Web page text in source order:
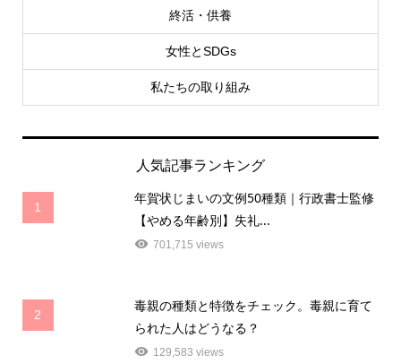
終活・供養
女性とSDGs
私たちの取り組み
人気記事ランキング
1
年賀状じまいの文例50種類｜行政書士監修
【やめる年齢別】失礼...
701,715 views
2
毒親の種類と特徴をチェック。毒親に育て
られた人はどうなる？
129,583 views